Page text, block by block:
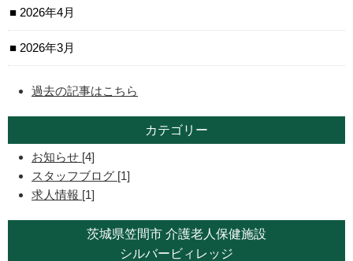
2026年4月
2026年3月
過去の記事はこちら
カテゴリー
お知らせ [4]
スタッフブログ [1]
求人情報 [1]
茨城県笠間市 介護老人保健施設
シルバービィレッジ